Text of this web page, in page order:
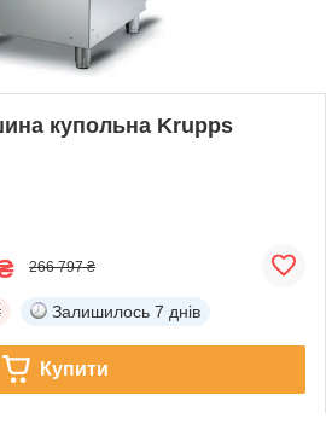
купольна Krupps
266 797 ₴
Залишилось 7 днів
Купити